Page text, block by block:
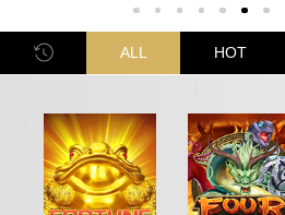
彩票 扑克
ALL HOT